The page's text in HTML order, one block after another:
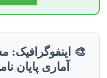
🎨 اینفوگرافیک:
آماری پایان